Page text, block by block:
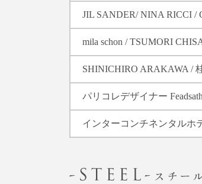
JIL SANDER/ NINA RICCI /
mila schon / TSUMORI
SHINICHIRO ARAKAWA /
パリコレデザイナー
インターコンチネンタルホ